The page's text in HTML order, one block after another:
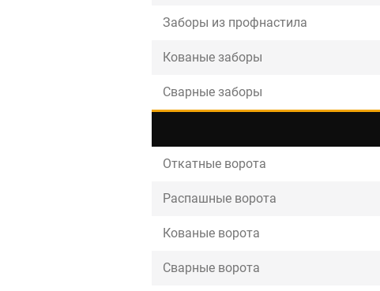
Заборы из профнастила
Кованые заборы
Сварные заборы
Откатные ворота
Распашные ворота
Кованые ворота
Сварные ворота